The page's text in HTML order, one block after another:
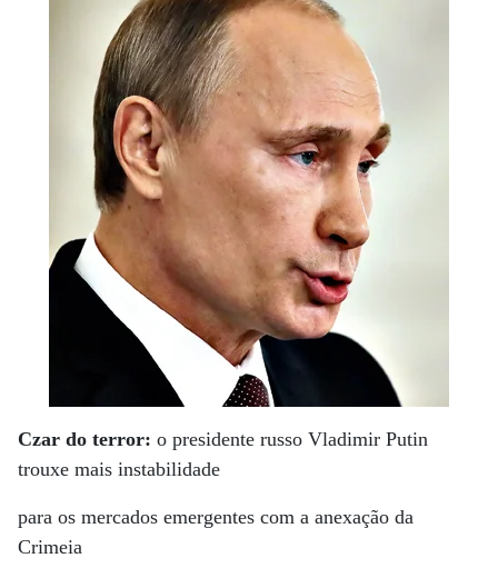
Czar do terror: o presidente russo Vladimir Putin
trouxe mais instabilidade
para os mercados emergentes com a anexação da
Crimeia